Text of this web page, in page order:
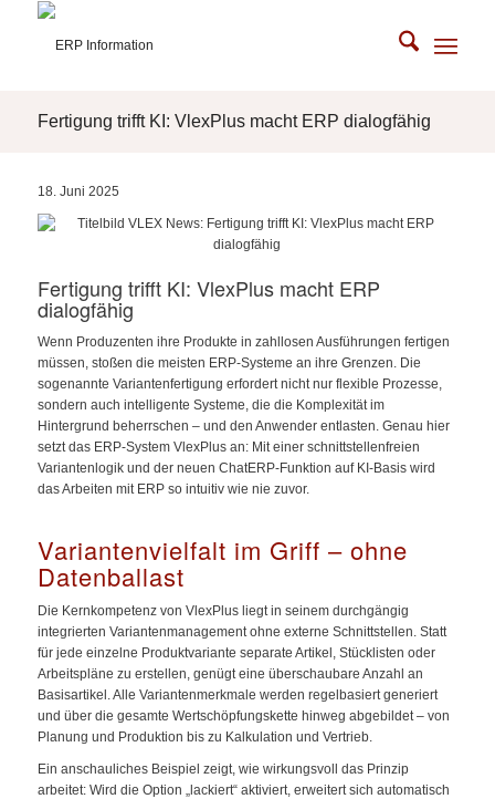
Fertigung trifft KI: VlexPlus macht ERP dialogfähig
18. Juni 2025
Fertigung trifft KI: VlexPlus macht ERP
dialogfähig
Wenn Produzenten ihre Produkte in zahllosen Ausführungen fertigen
müssen, stoßen die meisten ERP-Systeme an ihre Grenzen. Die
sogenannte Variantenfertigung erfordert nicht nur flexible Prozesse,
sondern auch intelligente Systeme, die die Komplexität im
Hintergrund beherrschen – und den Anwender entlasten. Genau hier
setzt das ERP-System VlexPlus an: Mit einer schnittstellenfreien
Variantenlogik und der neuen ChatERP-Funktion auf KI-Basis wird
das Arbeiten mit ERP so intuitiv wie nie zuvor.
Variantenvielfalt im Griff – ohne
Datenballast
Die Kernkompetenz von VlexPlus liegt in seinem durchgängig
integrierten Variantenmanagement ohne externe Schnittstellen. Statt
für jede einzelne Produktvariante separate Artikel, Stücklisten oder
Arbeitspläne zu erstellen, genügt eine überschaubare Anzahl an
Basisartikel. Alle Variantenmerkmale werden regelbasiert generiert
und über die gesamte Wertschöpfungskette hinweg abgebildet – von
Planung und Produktion bis zu Kalkulation und Vertrieb.
Ein anschauliches Beispiel zeigt, wie wirkungsvoll das Prinzip
arbeitet: Wird die Option „lackiert“ aktiviert, erweitert sich automatisch